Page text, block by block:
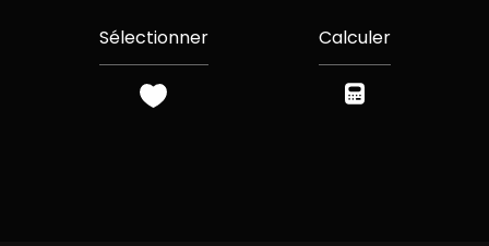
Sélectionner Calculer